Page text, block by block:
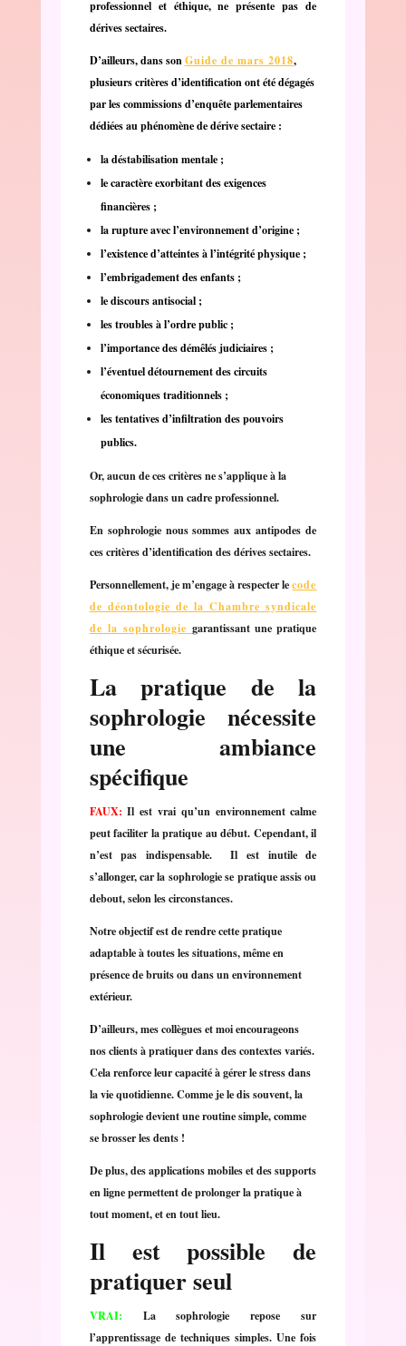
professionnel et éthique, ne présente pas de
dérives sectaires.
D’ailleurs, dans sonGuide de mars 2018,
plusieurs critères d’identification ont été dégagés
par les commissions d’enquête parlementaires
dédiées au phénomène de dérive sectaire :
la déstabilisation mentale ;
le caractère exorbitant des exigences
financières ;
la rupture avec l’environnement d’origine ;
l’existence d’atteintes à l’intégrité physique ;
l’embrigadement des enfants ;
le discours antisocial ;
les troubles à l’ordre public ;
l’importance des démêlés judiciaires ;
l’éventuel détournement des circuits
économiques traditionnels ;
les tentatives d’infiltration des pouvoirs
publics.
Or, aucun de ces critères ne s’applique à la
sophrologie dans un cadre professionnel.
En sophrologie nous sommes aux antipodes de
ces critères d’identification des dérives sectaires.
Personnellement, je m’engage à respecter lecode
de déontologie de la Chambre syndicale
de la sophrologiegarantissant une pratique
éthique et sécurisée.
La pratique de la
sophrologie nécessite
une ambiance
spécifique
FAUX:Il est vrai qu’un environnement calme
peut faciliter la pratique au début. Cependant, il
n’est pas indispensable. Il est inutile de
s’allonger, car la sophrologie se pratique assis ou
debout, selon les circonstances.
Notre objectif est de rendre cette pratique
adaptable à toutes les situations, même en
présence de bruits ou dans un environnement
extérieur.
D’ailleurs, mes collègues et moi encourageons
nos clients à pratiquer dans des contextes variés.
Cela renforce leur capacité à gérer le stress dans
la vie quotidienne. Comme je le dis souvent, la
sophrologie devient une routine simple, comme
se brosser les dents !
De plus, des applications mobiles et des supports
en ligne permettent de prolonger la pratique à
tout moment, et en tout lieu.
Il est possible de
pratiquer seul
VRAI: La sophrologie repose sur
l’apprentissage de techniques simples. Une fois